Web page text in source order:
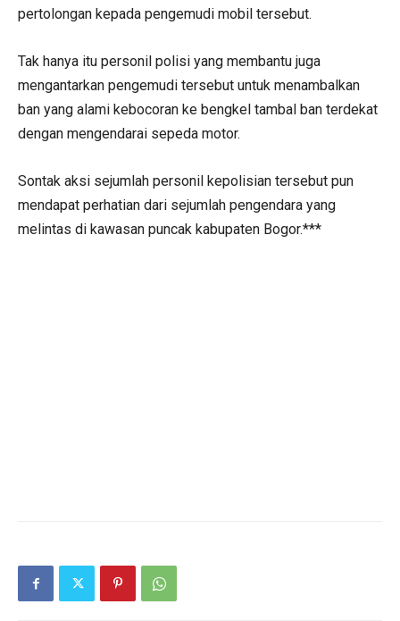
pertolongan kepada pengemudi mobil tersebut.
Tak hanya itu personil polisi yang membantu juga
mengantarkan pengemudi tersebut untuk menambalkan
ban yang alami kebocoran ke bengkel tambal ban terdekat
dengan mengendarai sepeda motor.
Sontak aksi sejumlah personil kepolisian tersebut pun
mendapat perhatian dari sejumlah pengendara yang
melintas di kawasan puncak kabupaten Bogor.***